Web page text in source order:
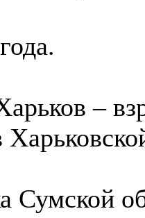
–
Сумской